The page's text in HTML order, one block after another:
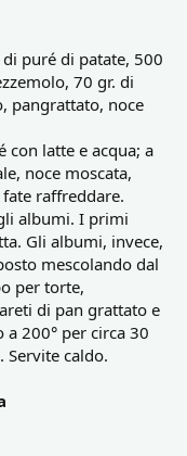
puré di patate, 500
70 gr. di
pangrattato, noce
con latte e acqua; a
noce moscata,
raffreddare.
albumi. I primi
Gli albumi, invece,
mescolando dal
per torte,
di pan grattato e
200° per circa 30
caldo.